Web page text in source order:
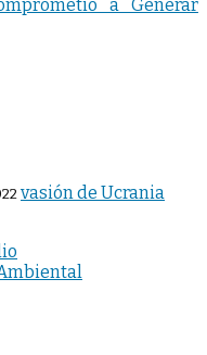
a Generar
vasión de Ucrania